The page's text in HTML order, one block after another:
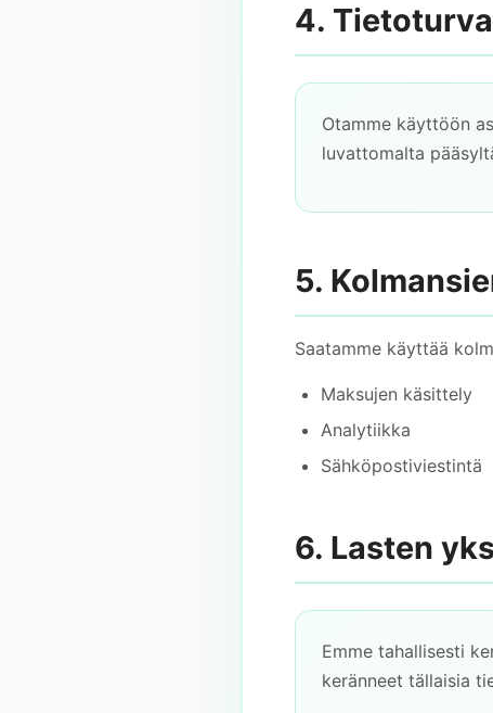
4.
Otamme käyttöön
luvattomalta
5.
Saatamme käyttää
Maksujen käsittely
Analytiikka
Sähköpostiviestintä
6. Lasten
Emme tahallisesti
keränneet tällaisia